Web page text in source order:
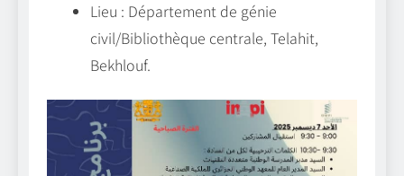
Lieu : Département de génie
civil/Bibliothèque centrale, Telahit,
Bekhlouf.